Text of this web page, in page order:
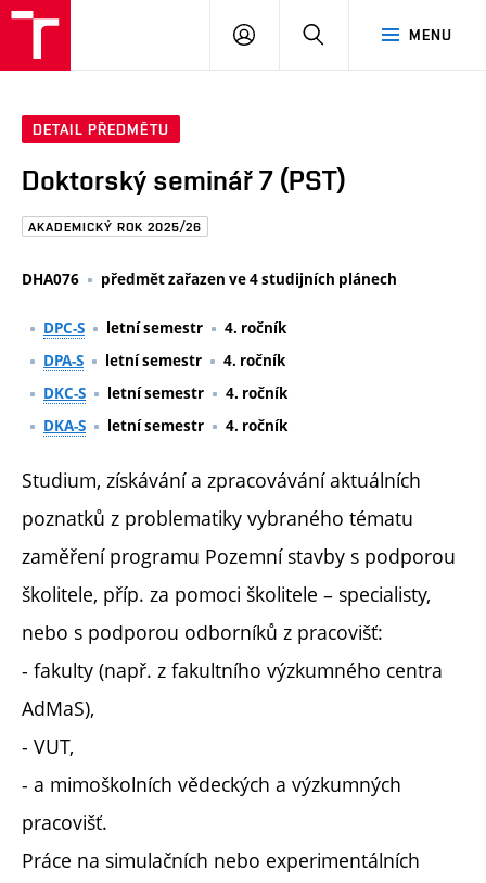
Brno
MENU
PŘIHLÁSIT
DETAIL PŘEDMĚTU
Doktorský seminář 7 (PST)
AKADEMICKÝ ROK 2025/26
DHA076 předmět zařazen ve 4 studijních plánech
DPC-S letní semestr
4. ročník
DPA-S
letní semestr
4. ročník
DKC-S
letní semestr
4. ročník
DKA-S
letní semestr 4. ročník
Studium, získávání a zpracovávání aktuálních
poznatků z problematiky vybraného tématu
zaměření programu Pozemní stavby s podporou
školitele, příp. za pomoci školitele – specialisty,
nebo s podporou odborníků z pracovišť:
- fakulty (např. z fakultního výzkumného centra
AdMaS),
- VUT,
- a mimoškolních vědeckých a výzkumných
pracovišť.
Práce na simulačních nebo experimentálních